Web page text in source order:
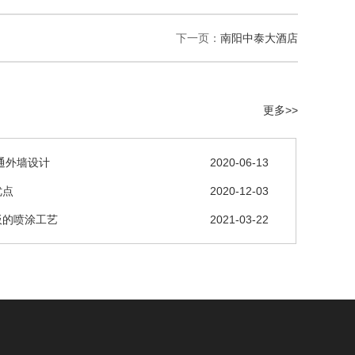
下一页： 南阳中泰大酒店
更多>>
2020-06-13
外墙设计
2020-12-03
2021-03-22
喷涂工艺